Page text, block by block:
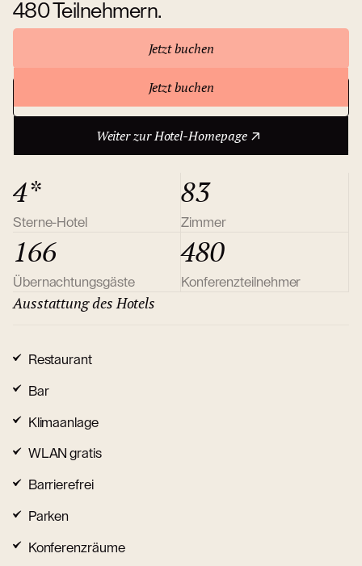
480 Teilnehmern.
Jetzt buchen
Jetzt buchen
Weiter zur Hotel-Homepage
Weiter zur Hotel-Homepage
Über das Hotel
4*
Sterne-Hotel
83
Zimmer
166
Übernachtungsgäste
480
Konferenzteilnehmer
Ausstattung des Hotels
Restaurant
Bar
Klimaanlage
WLAN gratis
Barrierefrei
Parken
Konferenzräume